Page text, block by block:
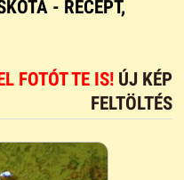
- RECEPT,
FOTÓT TE IS! ÚJ KÉP
FELTÖLTÉS